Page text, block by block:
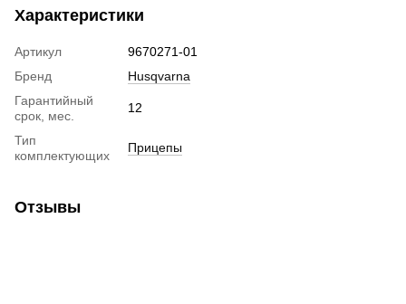
Характеристики
Артикул
9670271-01
Бренд
Husqvarna
Гарантийный
срок, мес.
12
Тип
комплектующих
Прицепы
Отзывы